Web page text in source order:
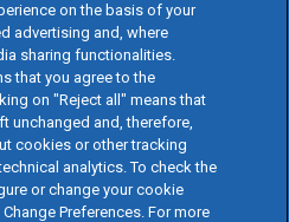
on the basis of your
advertising and, where
sharing functionalities.
that you agree to the
on "Reject all" means that
unchanged and, therefore,
cookies or other tracking
analytics. To check the
or change your cookie
Preferences. For more